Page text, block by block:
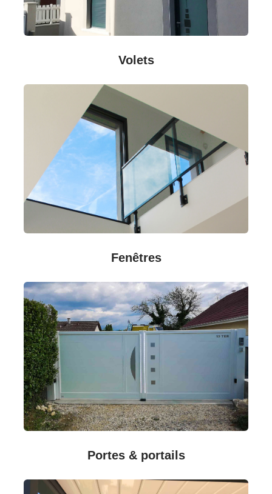
Volets
Fenêtres
Portes & portails